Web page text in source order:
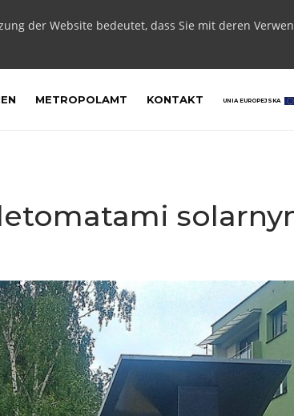
der Website bedeutet, dass Sie mit deren
METROPOLAMT KONTAKT UNIA EUROPEJSKA